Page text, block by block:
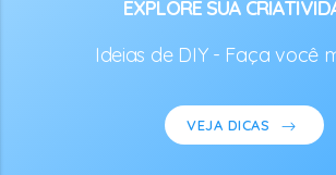
EXPLORE SUA
Ideias de DIY - Faça você
VEJA DICAS